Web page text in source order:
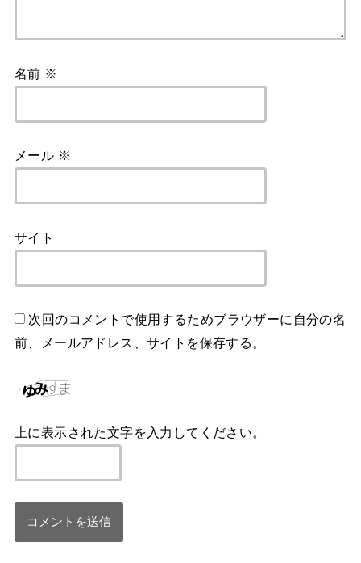
名前 ※
メール ※
サイト
次回のコメントで使用するためブラウザーに自分の名
前、メールアドレス、サイトを保存する。
上に表示された文字を入力してください。